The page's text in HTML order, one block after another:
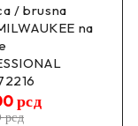
/ brusna
na
рсд
рсд